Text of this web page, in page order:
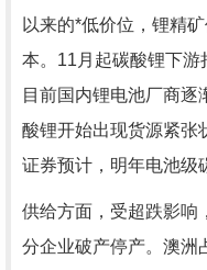
以来的*低价位，锂精
本。11月起碳酸锂下游
目前国内锂电池厂商逐
酸锂开始出现货源紧张
证券预计，明年电池级
供给方面，受超跌影响
分企业破产停产。澳洲